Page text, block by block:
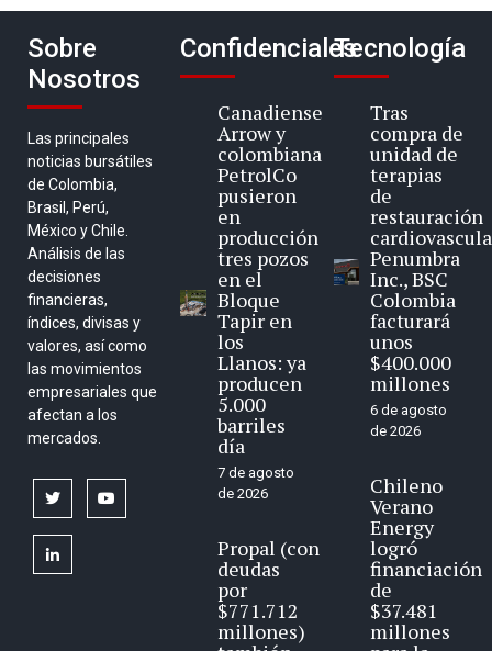
Sobre
Nosotros
Las principales
noticias bursátiles
de Colombia,
Brasil, Perú,
México y Chile.
Análisis de las
decisiones
financieras,
índices, divisas y
valores, así como
las movimientos
empresariales que
afectan a los
mercados.
twitter
linkedin
Confidenciales
Canadiense
Arrow y
colombiana
PetrolCo
pusieron
en
producción
tres pozos
en el
Bloque
Tapir en
los
Llanos: ya
producen
5.000
barriles
día
7 de agosto
de 2026
Propal (con
deudas
por
$771.712
millones)
Tecnología
Tras
compra de
unidad de
terapias
de
restauración
Penumbra
Inc., BSC
Colombia
facturará
unos
$400.000
millones
6 de agosto
de 2026
Chileno
Verano
Energy
logró
financiación
de
$37.481
millones